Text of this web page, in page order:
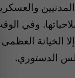
المدنيين
وفي
الخيانة
الدستوري.